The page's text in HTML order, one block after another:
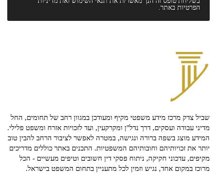
הפרטיות באתר.
שביל צדק מרכז מידע משפטי מקיף ומעודכן במגוון רחב של תחומים, החל
מדיני עבודה ועסקים, דרך נדל"ן ומקרקעין, ועד לזכויות אזרח ומשפט פלילי.
המידע מוצג בשפה ברורה ונגישה, במטרה לאפשר לציבור הרחב להבין טוב
יותר את זכויותיהם וחובותיהם המשפטיות. התכנים באתר כוללים מדריכים
מקיפים, עדכוני חקיקה, ניתוח פסקי דין חשובים וטיפים מעשיים - הכל
מרוכז במקום אחד, נגיש וזמין לכל מתעניין בתחום המשפט בישראל.